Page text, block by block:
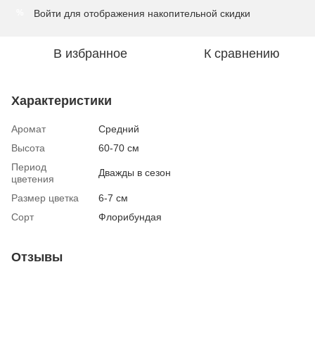
Войти для отображения накопительной скидки
В избранное К сравнению
Характеристики
Аромат
Средний
Высота
60-70 см
Период
цветения
Дважды в сезон
Размер цветка
6-7 см
Сорт
Флорибундая
Отзывы